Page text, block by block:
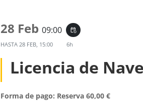
28 Feb09:00 event_repeat
HASTA 28 FEB, 15:00 6h
Licencia de
Forma de pago: Reserva 60,00 €